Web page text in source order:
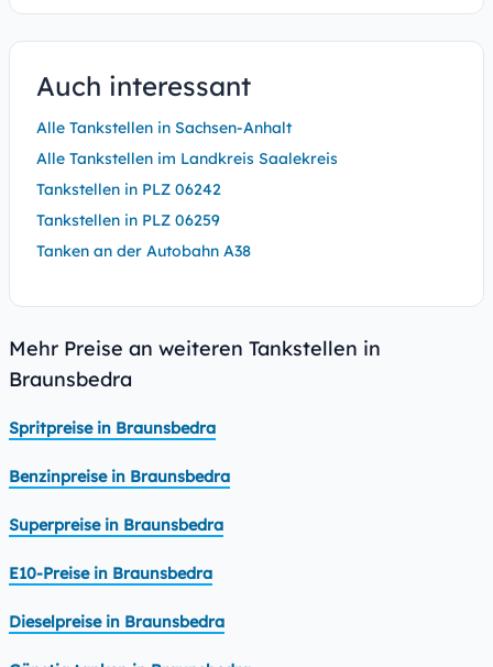
Auch interessant
Alle Tankstellen in Sachsen-Anhalt
Alle Tankstellen im Landkreis Saalekreis
Tankstellen in PLZ 06242
Tankstellen in PLZ 06259
Tanken an der Autobahn A38
Mehr Preise an weiteren Tankstellen in
Braunsbedra
Spritpreise in Braunsbedra
Benzinpreise in Braunsbedra
Superpreise in Braunsbedra
E10-Preise in Braunsbedra
Dieselpreise in Braunsbedra